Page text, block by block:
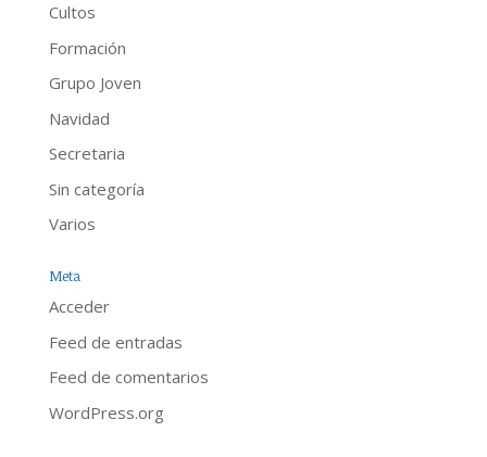
Cultos
Formación
Grupo Joven
Navidad
Secretaria
Sin categoría
Varios
Meta
Acceder
Feed de entradas
Feed de comentarios
WordPress.org